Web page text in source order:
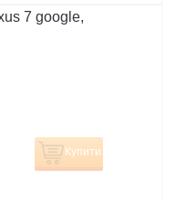
7 google,
Купити